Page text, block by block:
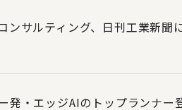
ンサルティング、日刊工業新
発・エッジAIのトップランナ